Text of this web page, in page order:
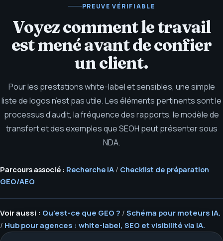
PREUVE VÉRIFIABLE
Voyez comment le travail
est mené avant de confier
un client.
Pour les prestations white-label et sensibles, une simple
liste de logos n’est pas utile. Les éléments pertinents sont le
processus d’audit, la fréquence des rapports, le modèle de
transfert et des exemples que SEOH peut présenter sous
NDA.
Parcours associé : Recherche IA / Checklist de préparation
GEO/AEO
Voir aussi : Qu'est-ce que GEO ? / Schéma pour moteurs IA.
/ Hub pour agences : white-label, SEO et visibilité via IA.